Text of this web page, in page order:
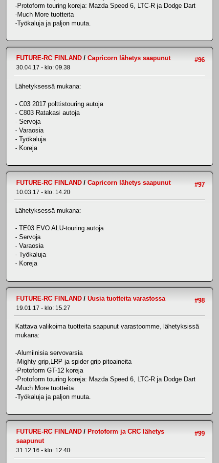
-Protoform touring koreja: Mazda Speed 6, LTC-R ja Dodge Dart
-Much More tuotteita
-Työkaluja ja paljon muuta.
#96
FUTURE-RC FINLAND / Capricorn lähetys saapunut
30.04.17 - klo: 09.38
Lähetyksessä mukana:
- C03 2017 polttistouring autoja
- C803 Ratakasi autoja
- Servoja
- Varaosia
- Työkaluja
- Koreja
#97
FUTURE-RC FINLAND / Capricorn lähetys saapunut
10.03.17 - klo: 14.20
Lähetyksessä mukana:
- TE03 EVO ALU-touring autoja
- Servoja
- Varaosia
- Työkaluja
- Koreja
#98
FUTURE-RC FINLAND / Uusia tuotteita varastossa
19.01.17 - klo: 15.27
Kattava valikoima tuotteita saapunut varastoomme, lähetyksissä
mukana:
-Alumiinisia servovarsia
-Mighty grip,LRP ja spider grip pitoaineita
-Protoform GT-12 koreja
-Protoform touring koreja: Mazda Speed 6, LTC-R ja Dodge Dart
-Much More tuotteita
-Työkaluja ja paljon muuta.
#99
FUTURE-RC FINLAND / Protoform ja CRC lähetys
saapunut
31.12.16 - klo: 12.40